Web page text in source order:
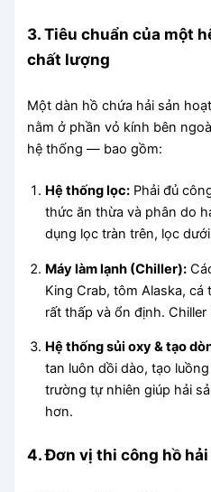
3. Tiêu chuẩn của một
chất lượng
Một dàn hồ chứa hải sản
nằm ở phần vỏ kính bên
hệ thống — bao gồm:
Hệ thống lọc: Phải đủ
thức ăn thừa và phân do
dụng lọc tràn trên, lọc
Máy làm lạnh (Chiller):
King Crab, tôm Alaska,
rất thấp và ổn định.
Hệ thống sủi oxy & tạo
tan luôn dồi dào, tạo
trường tự nhiên giúp hải
hơn.
4. Đơn vị thi công hồ